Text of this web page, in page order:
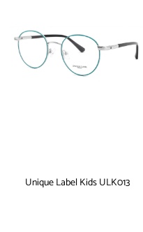
Unique Label Kids ULK013